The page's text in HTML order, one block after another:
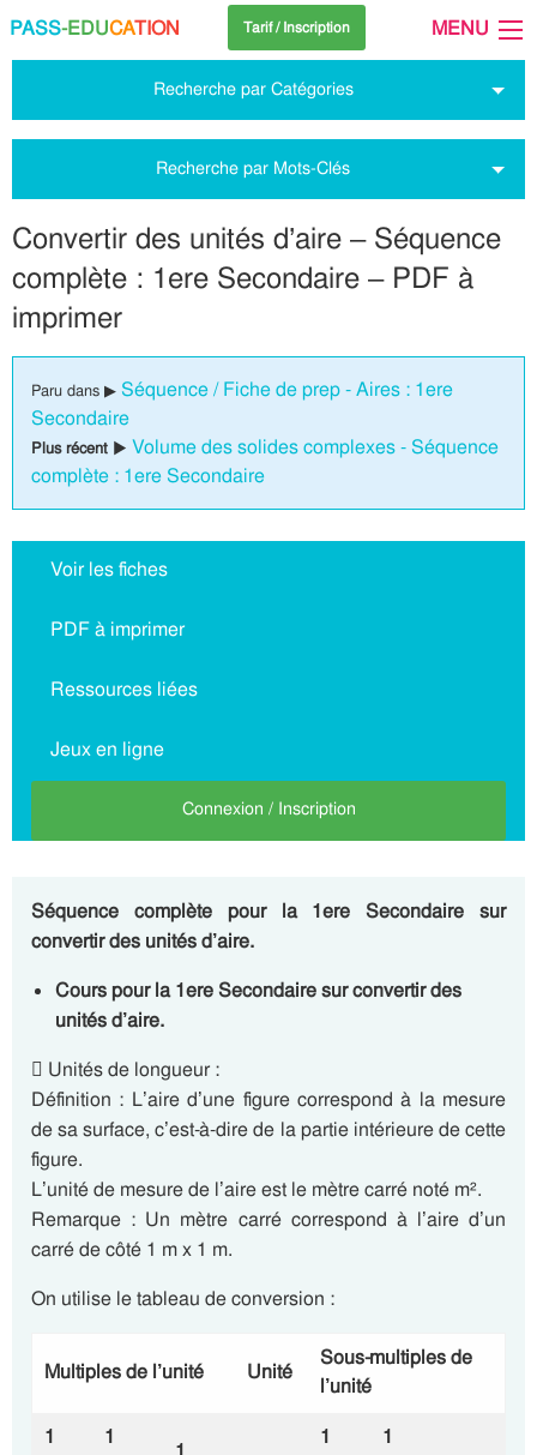
PASS-EDUCATION Tarif / Inscription MENU
Recherche par Catégories
Recherche par Mots-Clés
Convertir des unités d’aire – Séquence
complète : 1ere Secondaire – PDF à
imprimer
Paru dans ▶ Séquence / Fiche de prep - Aires : 1ere
Secondaire
Plus récent ▶ Volume des solides complexes - Séquence
complète : 1ere Secondaire
Voir les fiches
PDF à imprimer
Ressources liées
Jeux en ligne
Connexion / Inscription
Séquence complète pour la 1ere Secondaire sur
convertir des unités d’aire.
Cours pour la 1ere Secondaire sur convertir des
unités d’aire.
 Unités de longueur :
Définition : L’aire d’une figure correspond à la mesure
de sa surface, c’est-à-dire de la partie intérieure de cette
figure.
L’unité de mesure de l’aire est le mètre carré noté m².
Remarque : Un mètre carré correspond à l’aire d’un
carré de côté 1 m x 1 m.
On utilise le tableau de conversion :
Multiples de l’unité Unité
Sous-multiples de
l’unité
1
1
1
1